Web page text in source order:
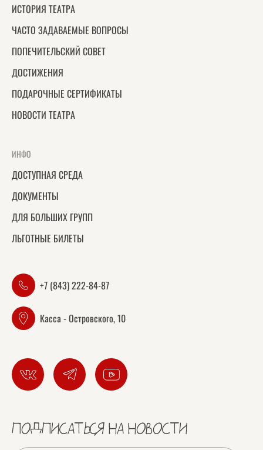
ИСТОРИЯ ТЕАТРА
ЧАСТО ЗАДАВАЕМЫЕ ВОПРОСЫ
ПОПЕЧИТЕЛЬСКИЙ СОВЕТ
ДОСТИЖЕНИЯ
ПОДАРОЧНЫЕ СЕРТИФИКАТЫ
НОВОСТИ ТЕАТРА
ИНФО
ДОСТУПНАЯ СРЕДА
ДОКУМЕНТЫ
ДЛЯ БОЛЬШИХ ГРУПП
ЛЬГОТНЫЕ БИЛЕТЫ
+7 (843) 222-84-87
Касса - Островского, 10
ПОДПИСАТЬСЯ НА НОВОСТИ